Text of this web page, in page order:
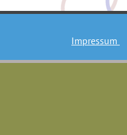
Impressum